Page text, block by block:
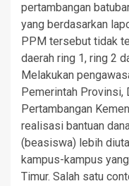
pertambangan
yang berdasarkan
PPM tersebut tidak
daerah ring 1, ring 2
Melakukan
Pemerintah Provinsi,
Pertambangan
realisasi bantuan
(beasiswa) lebih
kampus-kampus
Timur. Salah satu